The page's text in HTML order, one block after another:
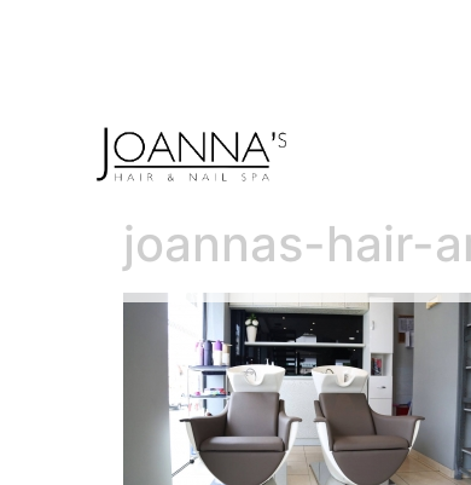
joannas-hair-